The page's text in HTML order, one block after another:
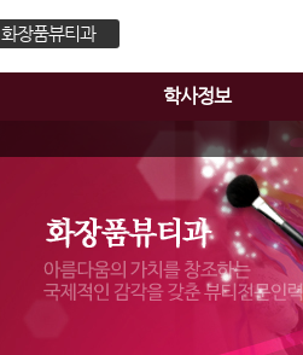
화장품뷰티과
학사정보